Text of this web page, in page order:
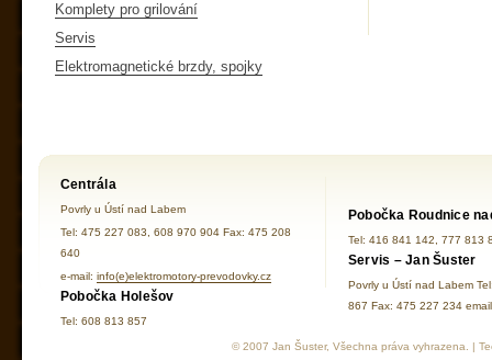
Komplety pro grilování
Servis
Elektromagnetické brzdy, spojky
Centrála
Povrly u Ústí nad Labem
Tel: 475 227 083, 608 970 904 Fax: 475 208
640
e-mail: info(e)elektromotory-prevodovky.cz
Pobočka Holešov
Tel: 608 813 857
Pobočka Roudnice
Tel: 416 841 142, 777 813
Servis – Jan Šuster
Povrly u Ústí nad Labem
867 Fax: 475 227 234
© 2007 Jan Šuster, Všechna práva vyhrazena. |